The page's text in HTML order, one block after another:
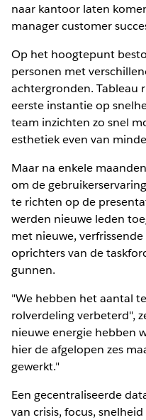
naar kantoor laten
manager customer
Op het hoogtepunt
personen met
achtergronden. Tableau
eerste instantie op
team inzichten zo snel
esthetiek even van
Maar na enkele
om de
te richten op de
werden nieuwe leden
met nieuwe,
oprichters van de
gunnen.
"We hebben het aantal
rolverdeling verbeterd",
nieuwe energie hebben
hier de afgelopen zes
gewerkt."
Een gecentraliseerde
van crisis, focus,